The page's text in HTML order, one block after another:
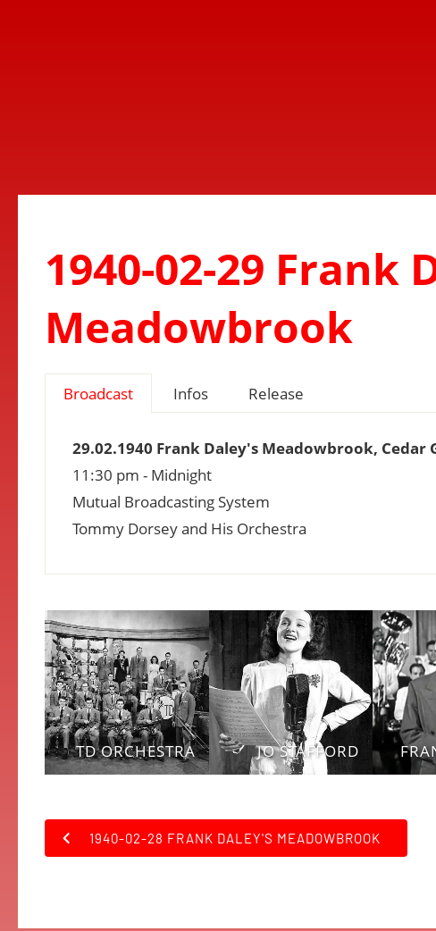
1940-02-29 Frank
Meadowbrook
Broadcast Infos Release
29.02.1940 Frank Daley's Meadowbrook, Cedar
11:30 pm - Midnight
Mutual Broadcasting System
Tommy Dorsey and His Orchestra
TD ORCHESTRA JO STAFFORD
1940-02-28 FRANK DALEY'S MEADOWBROOK